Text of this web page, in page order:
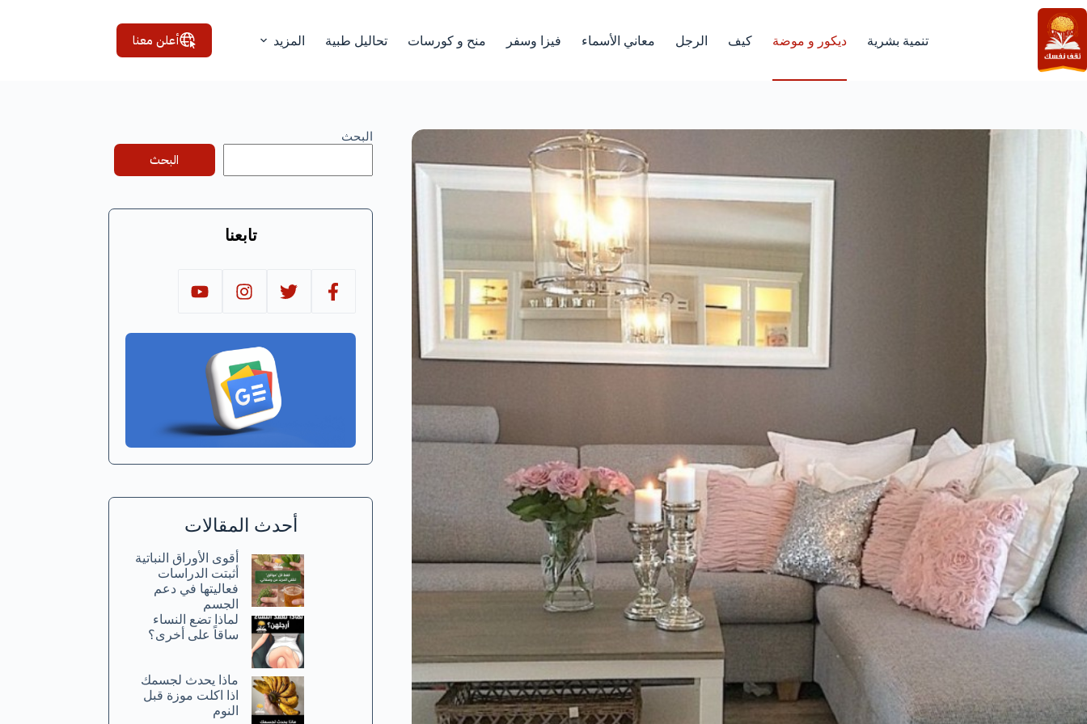
التجاوز
إلى
المحتوى
تنمية بشرية ديكور و موضة كيف الرجل معاني الأسماء فيزا وسفر منح و كورسات تحاليل طبية المزيد أعلن معنا
البحث
البحث
تابعنا
أحدث المقالات
أقوى الأوراق النباتية
أثبتت الدراسات
فعاليتها في دعم
الجسم
لماذا تضع النساء
ساقاً على أخرى؟
ماذا يحدث لجسمك
اذا اكلت موزة قبل
النوم